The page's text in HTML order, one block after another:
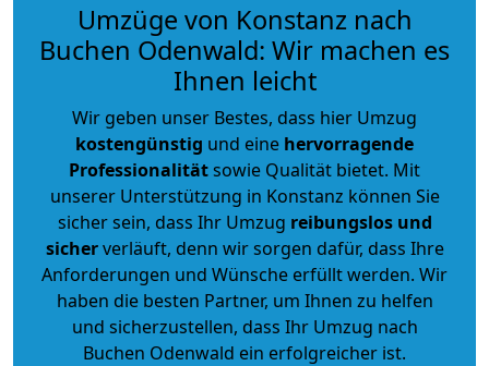
Umzüge von Konstanz nach
Buchen Odenwald: Wir machen es
Ihnen leicht
Wir geben unser Bestes, dass hier Umzug
kostengünstig und eine hervorragende
Professionalitätsowie Qualität bietet. Mit
unserer Unterstützung in Konstanz können Sie
sicher sein, dass Ihr Umzug reibungslos und
sicherverläuft, denn wir sorgen dafür, dass Ihre
Anforderungen und Wünsche erfüllt werden. Wir
haben die besten Partner, um Ihnen zu helfen
und sicherzustellen, dass Ihr Umzug nach
Buchen Odenwald ein erfolgreicher ist.